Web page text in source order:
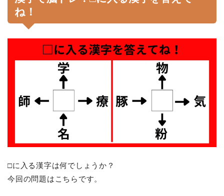
ね！
□に入る漢字は何でしょうか？
今回の問題はこちらです。